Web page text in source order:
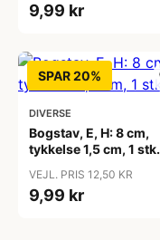
9,99 kr
SPAR 20%
DIVERSE
Bogstav, E, H: 8 cm,
tykkelse 1,5 cm, 1 stk.
VEJL. PRIS 12,50 KR
9,99 kr